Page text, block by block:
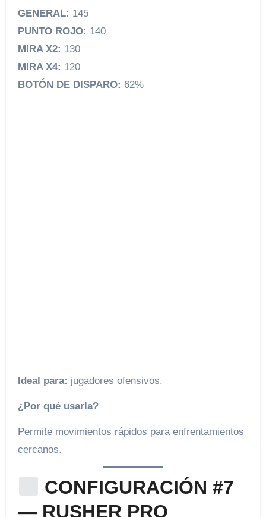
GENERAL: 145
PUNTO ROJO: 140
MIRA X2: 130
MIRA X4: 120
BOTÓN DE DISPARO: 62%
Ideal para: jugadores ofensivos.
¿Por qué usarla?
Permite movimientos rápidos para enfrentamientos
cercanos.
CONFIGURACIÓN #7
— RUSHER PRO